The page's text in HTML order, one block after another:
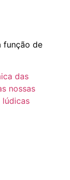
função de